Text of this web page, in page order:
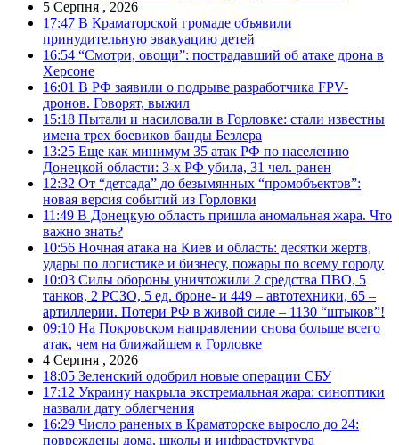
5 Серпня , 2026
17:47 В Краматорской громаде объявили
принудительную эвакуацию детей
16:54 “Смотри, овощи”: пострадавший об атаке дрона в
Херсоне
16:01 В РФ заявили о подрыве разработчика FPV-
дронов. Говорят, выжил
15:18 Пытали и насиловали в Горловке: стали известны
имена трех боевиков банды Безлера
13:25 Еще как минимум 35 атак РФ по населению
Донецкой области: 3-х РФ убила, 31 чел. ранен
12:32 От “детсада” до безымянных “промобъектов”:
новая версия событий из Горловки
11:49 В Донецкую область пришла аномальная жара. Что
важно знать?
10:56 Ночная атака на Киев и область: десятки жертв,
удары по логистике и бизнесу, пожары по всему городу
10:03 Силы обороны уничтожили 2 средства ПВО, 5
танков, 2 РСЗО, 5 ед. броне- и 449 – автотехники, 65 –
артиллерии. Потери РФ в живой силе – 1130 “штыков”!
09:10 На Покровском направлении снова больше всего
атак, чем на ближайшем к Горловке
4 Серпня , 2026
18:05 Зеленский одобрил новые операции СБУ
17:12 Украину накрыла экстремальная жара: синоптики
назвали дату облегчения
16:29 Число раненых в Краматорске выросло до 24:
повреждены дома, школы и инфраструктура